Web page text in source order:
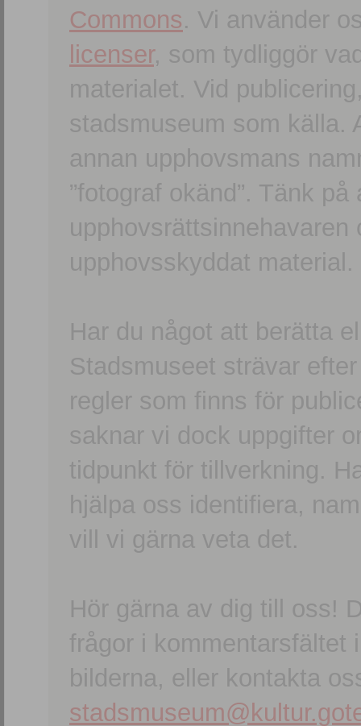
Commons. Vi använder
licenser, som tydliggör
materialet. Vid
stadsmuseum som källa.
annan upphovsmans
”fotograf okänd”. Tänk
upphovsskyddat material.
Har du något att berätta
Stadsmuseet strävar
regler som finns för
saknar vi dock uppgifter
tidpunkt för tillverkning.
hjälpa oss identifiera,
vill vi gärna veta det.
Hör gärna av dig till oss!
frågor i kommentarsfältet
bilderna, eller kontakta